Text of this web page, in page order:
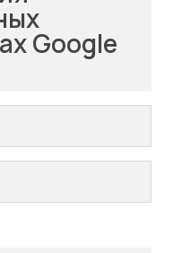
Google